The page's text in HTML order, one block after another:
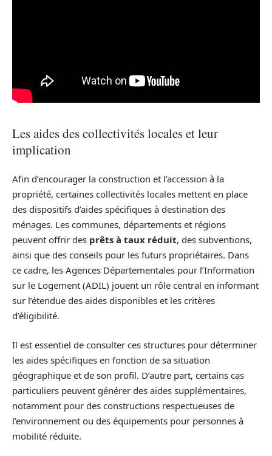
Les aides des collectivités locales et leur
implication
Afin d’encourager la construction et l’accession à la
propriété, certaines collectivités locales mettent en place
des dispositifs d’aides spécifiques à destination des
ménages. Les communes, départements et régions
peuvent offrir des prêts à taux réduit, des subventions,
ainsi que des conseils pour les futurs propriétaires. Dans
ce cadre, les Agences Départementales pour l’Information
sur le Logement (ADIL) jouent un rôle central en informant
sur l’étendue des aides disponibles et les critères
d’éligibilité.
Il est essentiel de consulter ces structures pour déterminer
les aides spécifiques en fonction de sa situation
géographique et de son profil. D’autre part, certains cas
particuliers peuvent générer des aides supplémentaires,
notamment pour des constructions respectueuses de
l’environnement ou des équipements pour personnes à
mobilité réduite.